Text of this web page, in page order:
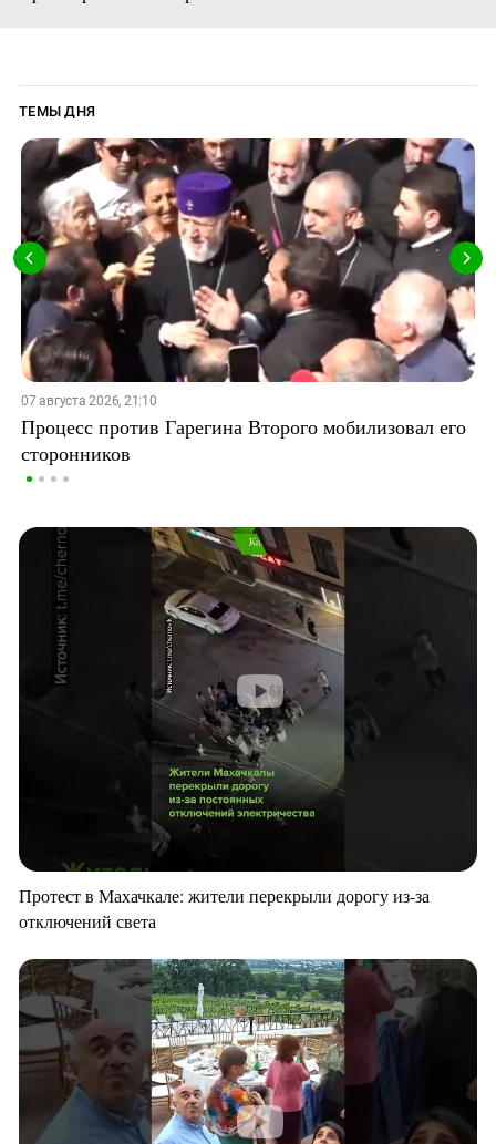
ТЕМЫ ДНЯ
07 августа 2026, 21:10
Процесс против Гарегина Второго мобилизовал его
сторонников
Протест в Махачкале: жители перекрыли дорогу из-за
отключений света